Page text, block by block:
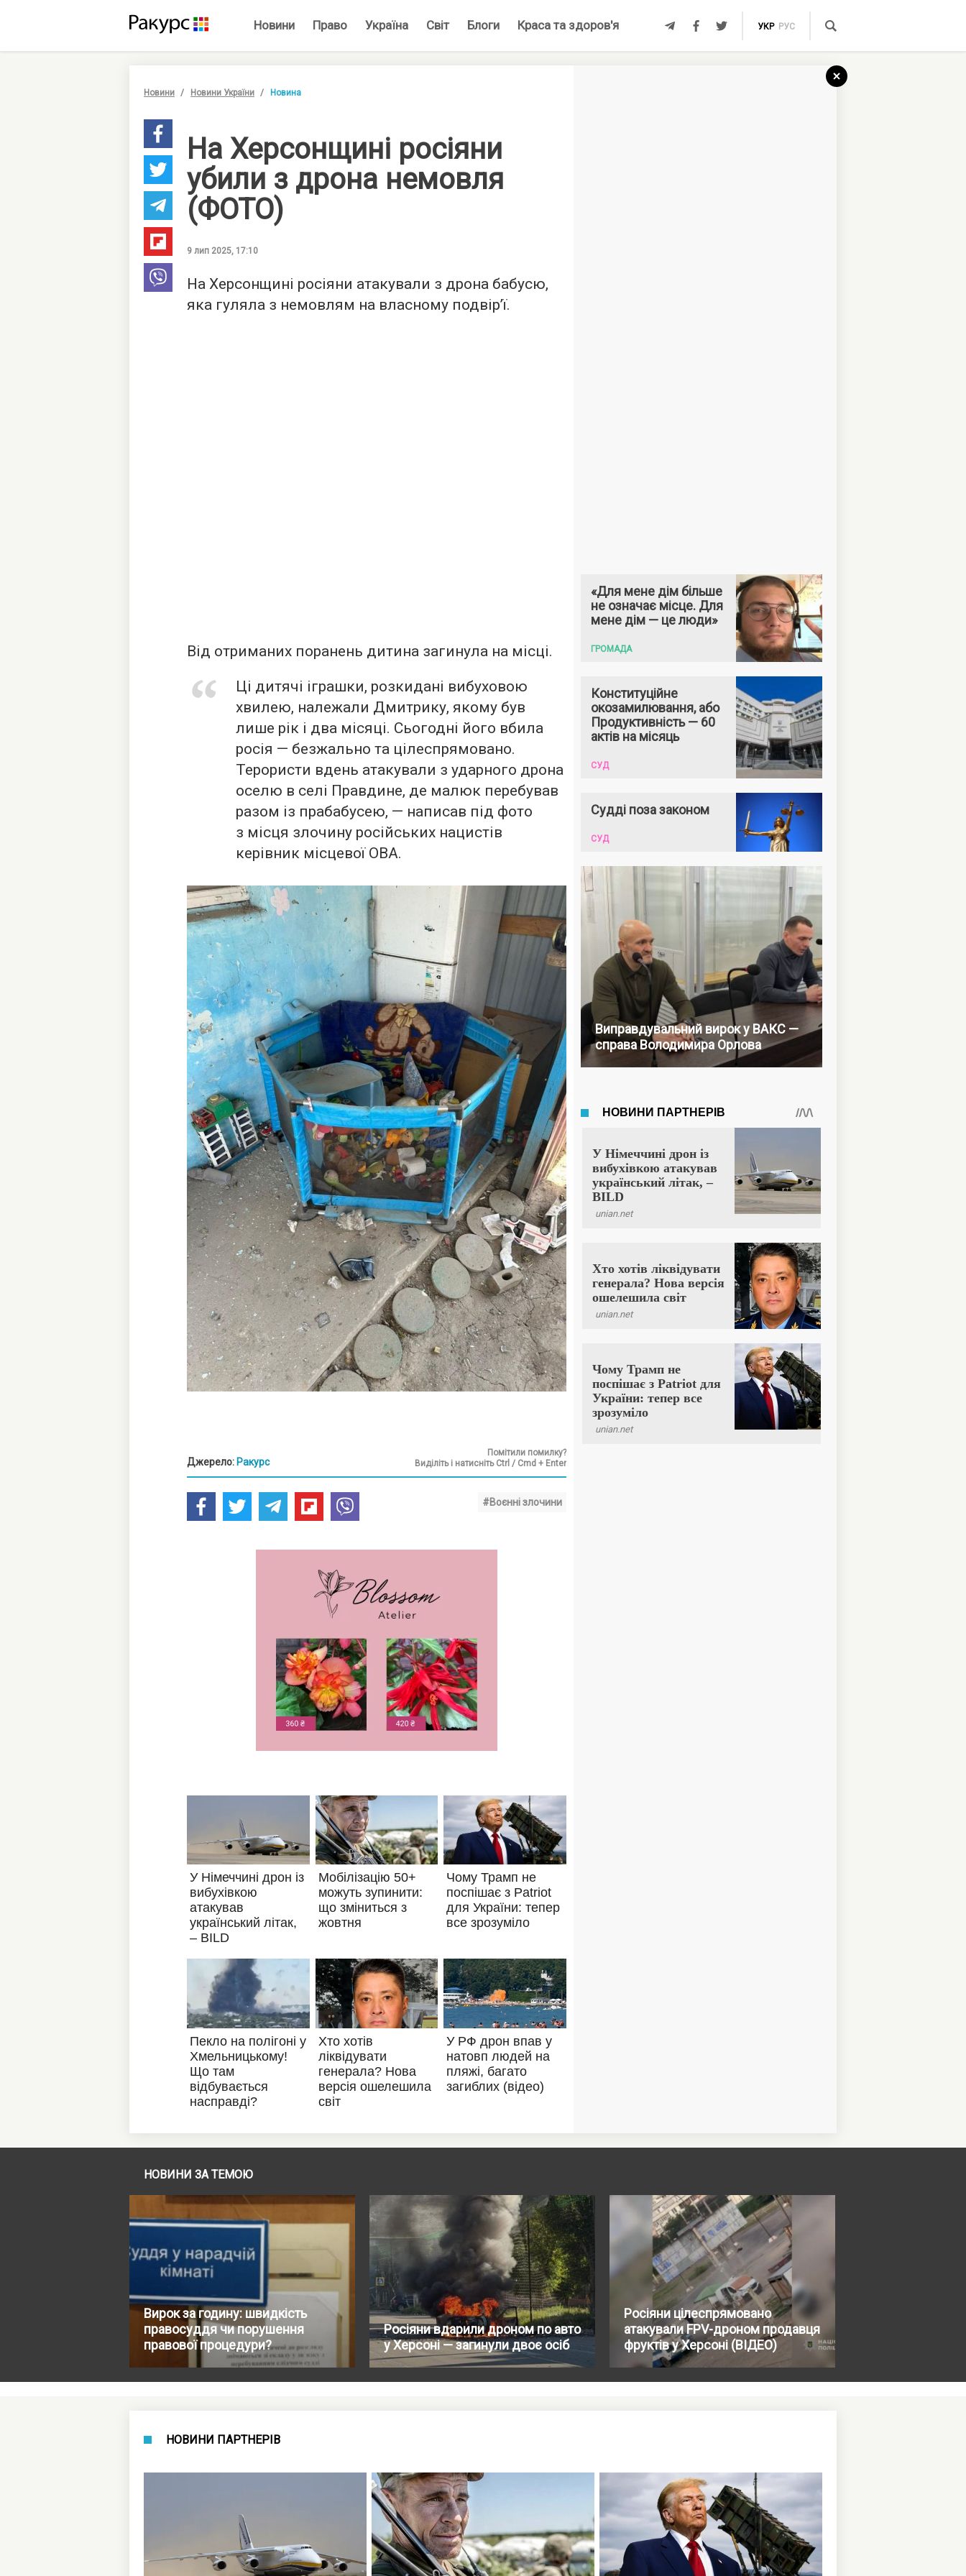
Новини Право Україна Світ Блоги Краса та здоров'я УКР РУС
Новини Новини України Новина
На Херсонщині росіяни
убили з дрона немовля
(ФОТО)
9 лип 2025, 17:10
На Херсонщині росіяни атакували з дрона бабусю,
яка гуляла з немовлям на власному подвірʼї.
Від отриманих поранень дитина загинула на місці.
Ці дитячі іграшки, розкидані вибуховою
хвилею, належали Дмитрику, якому був
лише рік і два місяці. Сьогодні його вбила
росія — безжально та цілеспрямовано.
Терористи вдень атакували з ударного дрона
оселю в селі Правдине, де малюк перебував
разом із прабабусею, — написав під фото
з місця злочину російських нацистів
керівник місцевої ОВА.
Джерело: Ракурс
Помітили помилку?
Виділіть і натисніть Ctrl / Cmd + Enter
#Воєнні злочини
«Для мене дім більше
не означає місце. Для
мене дім — це люди»
ГРОМАДА
Конституційне
окозамилювання, або
Продуктивність — 60
актів на місяць
СУД
Судді поза законом
СУД
Виправдувальний вирок у ВАКС —
справа Володимира Орлова
НОВИНИ ЗА ТЕМОЮ
Вирок за годину: швидкість
правосуддя чи порушення
правової процедури?
Росіяни вдарили дроном по авто
у Херсоні — загинули двоє осіб
Росіяни цілеспрямовано
атакували FPV-дроном продавця
фруктів у Херсоні (ВІДЕО)
НОВИНИ ПАРТНЕРІВ